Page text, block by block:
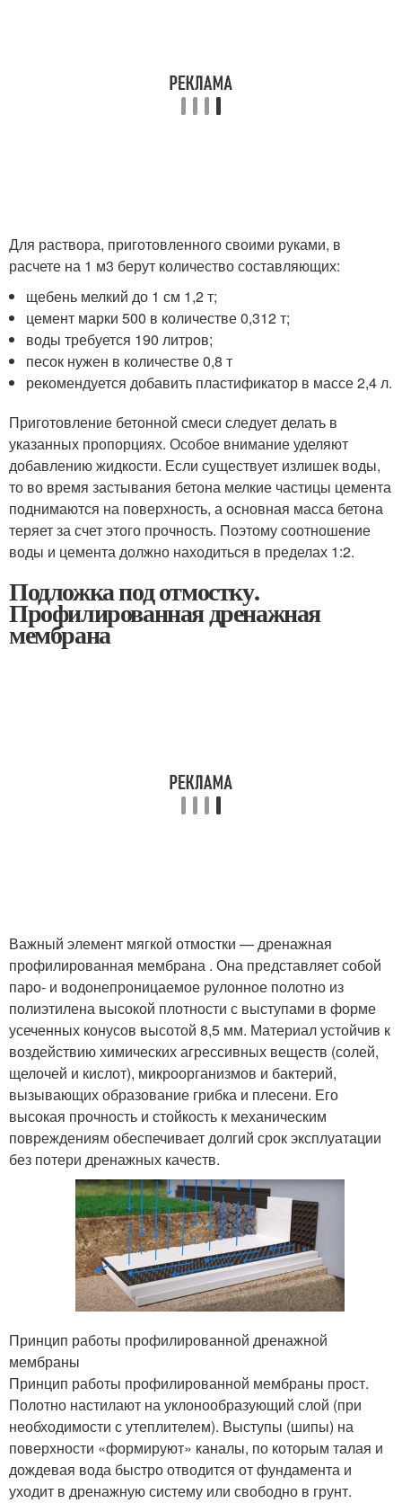
Для раствора, приготовленного своими руками, в
расчете на 1 м3 берут количество составляющих:
щебень мелкий до 1 см 1,2 т;
цемент марки 500 в количестве 0,312 т;
воды требуется 190 литров;
песок нужен в количестве 0,8 т
рекомендуется добавить пластификатор в массе 2,4 л.
Приготовление бетонной смеси следует делать в
указанных пропорциях. Особое внимание уделяют
добавлению жидкости. Если существует излишек воды,
то во время застывания бетона мелкие частицы цемента
поднимаются на поверхность, а основная масса бетона
теряет за счет этого прочность. Поэтому соотношение
воды и цемента должно находиться в пределах 1:2.
Подложка под отмостку.
Профилированная дренажная
мембрана
Важный элемент мягкой отмостки — дренажная
профилированная мембрана . Она представляет собой
паро- и водонепроницаемое рулонное полотно из
полиэтилена высокой плотности с выступами в форме
усеченных конусов высотой 8,5 мм. Материал устойчив к
воздействию химических агрессивных веществ (солей,
щелочей и кислот), микроорганизмов и бактерий,
вызывающих образование грибка и плесени. Его
высокая прочность и стойкость к механическим
повреждениям обеспечивает долгий срок эксплуатации
без потери дренажных качеств.
Принцип работы профилированной дренажной
мембраны
Принцип работы профилированной мембраны прост.
Полотно настилают на уклонообразующий слой (при
необходимости с утеплителем). Выступы (шипы) на
поверхности «формируют» каналы, по которым талая и
дождевая вода быстро отводится от фундамента и
уходит в дренажную систему или свободно в грунт.